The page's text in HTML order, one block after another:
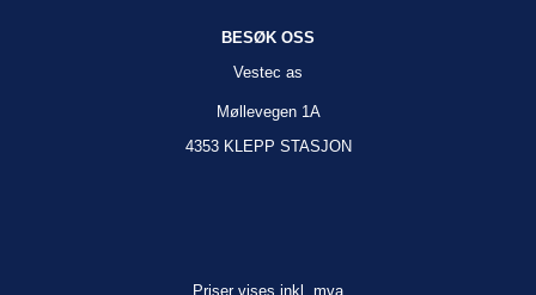
BESØK OSS
Vestec as
Møllevegen 1A
4353 KLEPP STASJON
Priser vises inkl. mva